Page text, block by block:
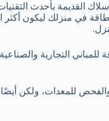
القديمة بأحدث
في منزلك ليكون
التجارية
للمعدات، ولكن